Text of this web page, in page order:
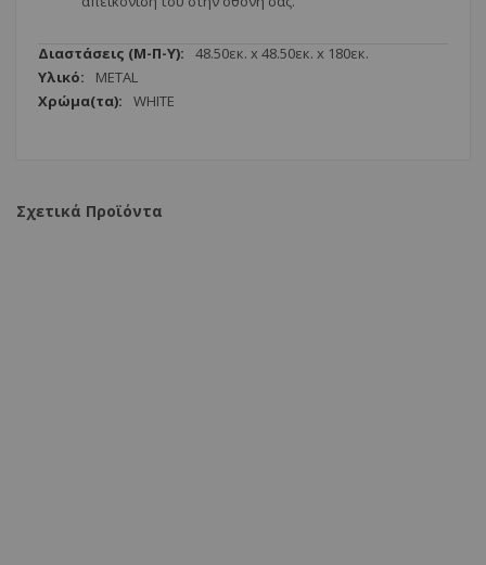
Περισσότερες
Πληροφορίες
48.50εк. x 48.50εк. x 180εк.
METAL
WHITE
Σχετικά Προϊόντα